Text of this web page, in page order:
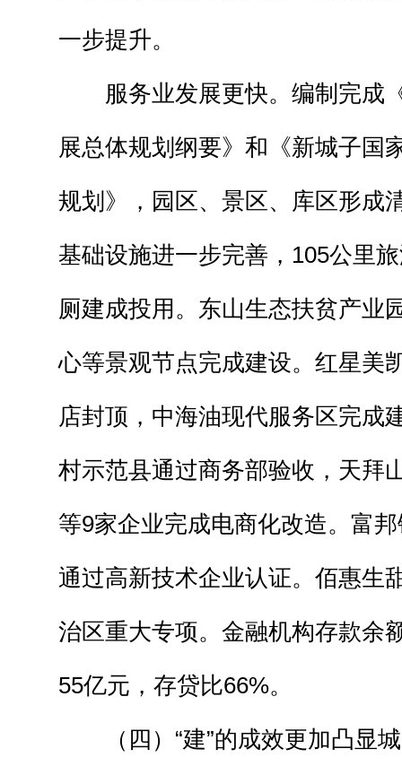
一步提升。
服务业发展更快。编制完成
展总体规划纲要》和《新城子国
规划》，园区、景区、库区形成
基础设施进一步完善，105公里
厕建成投用。东山生态扶贫产业
心等景观节点完成建设。红星美
店封顶，中海油现代服务区完成
村示范县通过商务部验收，天拜
等9家企业完成电商化改造。富
通过高新技术企业认证。佰惠生
治区重大专项。金融机构存款余
55亿元，存贷比66%。
（四）“建”的成效更加凸显城